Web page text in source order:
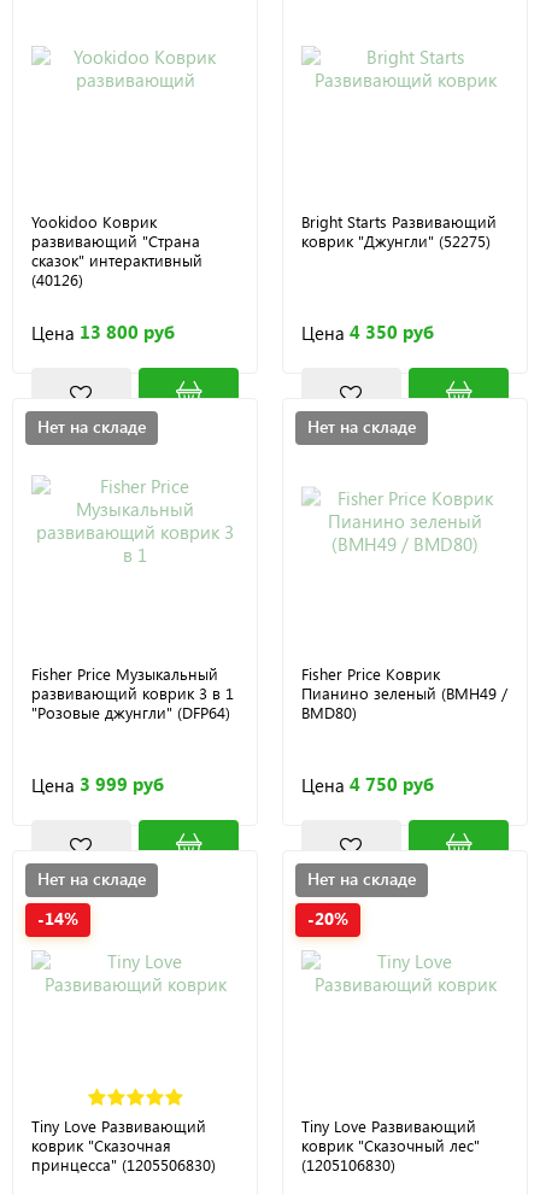
Yookidoo Коврик
развивающий "Страна
сказок" интерактивный
(40126)
Цена 13 800 руб
Bright Starts Развивающий
коврик "Джунгли" (52275)
Цена 4 350 руб
Нет на складе
Fisher Price Музыкальный
развивающий коврик 3 в 1
"Розовые джунгли" (DFP64)
Цена 3 999 руб
Нет на складе
Fisher Price Коврик
Пианино зеленый (BMH49 /
BMD80)
Цена 4 750 руб
Нет на складе
-14%
Tiny Love Развивающий
коврик "Сказочная
принцесса" (1205506830)
Нет на складе
-20%
Tiny Love Развивающий
коврик "Сказочный лес"
(1205106830)